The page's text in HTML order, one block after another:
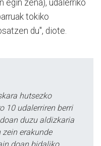
egin zena), udalerriko
tokiko
du", diote.
hutsezko
10 udalerriren berri
duzu aldizkaria
erakunde
doan bidaliko